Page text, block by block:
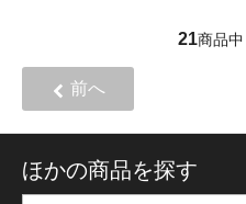
21商品中
前へ
ほかの商品を探す